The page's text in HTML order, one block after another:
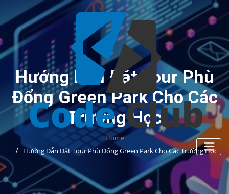
content
Hướng Dẫn Đặt Tour Phù
Đổng Green Park Cho Các
Trường Học
Home
Hướng Dẫn Đặt Tour Phù Đổng Green Park Cho Các Trường Học